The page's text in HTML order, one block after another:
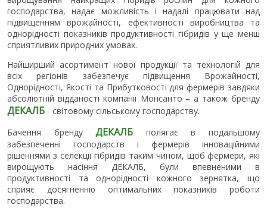
господарства, надає можливість і надалі працювати над
підвищенням врожайності, ефективності виробництва та
однорідності показників продуктивності гібридів у ще менш
сприятливих природних умовах.
Найширший асортимент нової продукції та технологій для
всіх регіонів забезпечує підвищення Врожайності,
Однорідності, Якості та Прибутковості для фермерів завдяки
абсолютній відданості компанії Монсанто – а також бренду
ДЕКАЛБ - світовому сільському господарству.
Бачення брендуДЕКАЛБ полягає в подальшому
забезпеченні господарств і фермерів інноваційними
рішеннями з селекції гібридів таким чином, щоб фермери, які
вирощують насіння ДЕКАЛБ, були впевненими в
продуктивності та однорідності кожного зернятка, що
сприяє досягненню оптимальних показників роботи
господарства.